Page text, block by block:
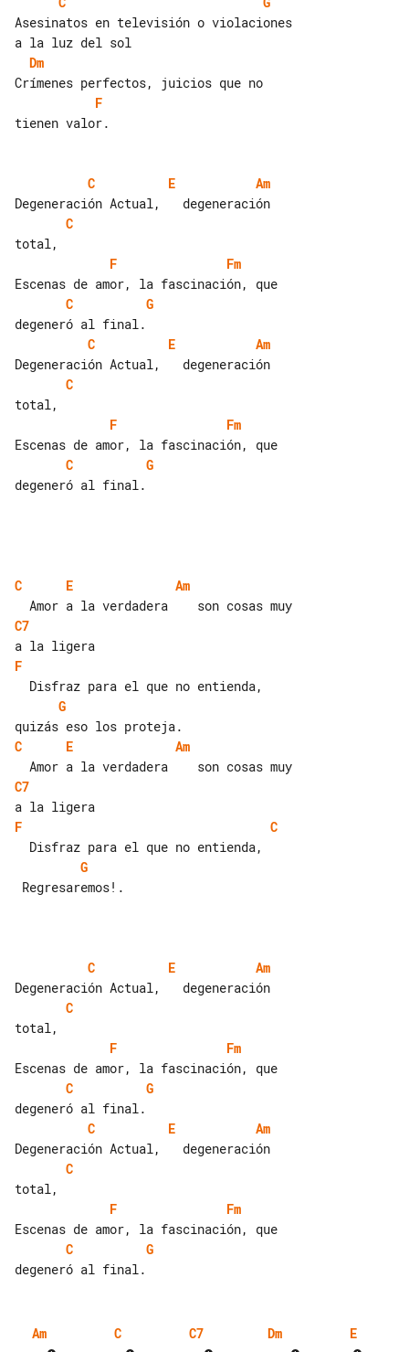
Asesinatos en televisión o violaciones
Dm
F
tienen valor.
C E
Am
C
F
Fm
C
G
C
E
Am
C
F
Fm
C
G
degeneró al final.
C E
Am
C7
F
G
C
E
Am
C7
F
C
G
C E
Am
C
F
Fm
C
G
C
E
Am
C
F
Fm
C
G
Am C C7 Dm E